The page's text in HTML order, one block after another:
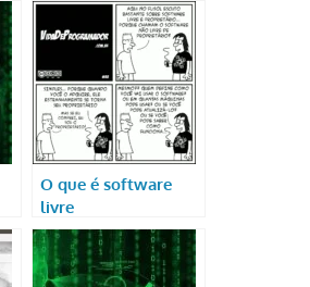
O que é software
livre